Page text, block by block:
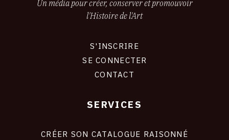
Un média pour créer, conserver et promouvoir
l'Histoire de l'Art
S'INSCRIRE
SE CONNECTER
CONTACT
SERVICES
CRÉER SON CATALOGUE RAISONNÉ